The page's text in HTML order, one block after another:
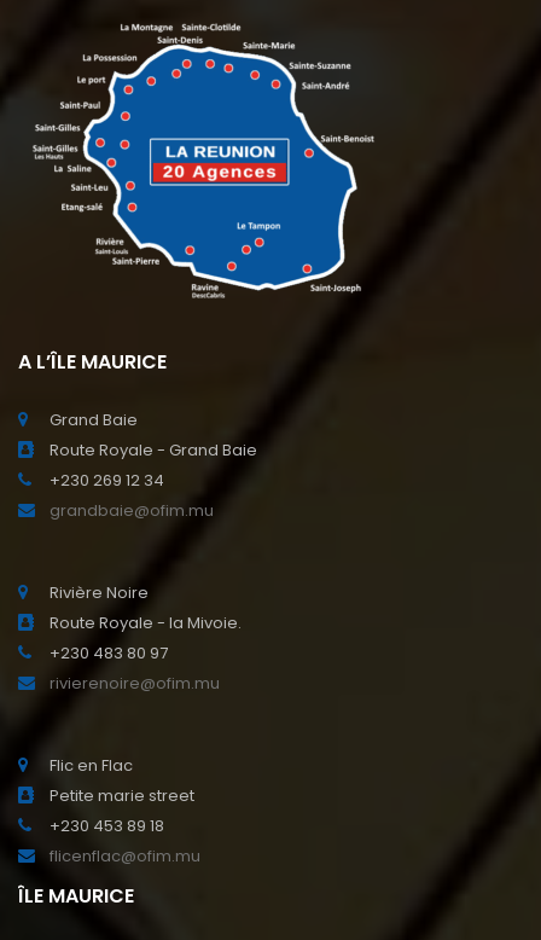
A L’ÎLE MAURICE
Grand Baie
Route Royale - Grand Baie
+230 269 12 34
grandbaie@ofim.mu
Rivière Noire
Route Royale - la Mivoie.
+230 483 80 97
rivierenoire@ofim.mu
Flic en Flac
Petite marie street
+230 453 89 18
flicenflac@ofim.mu
ÎLE MAURICE